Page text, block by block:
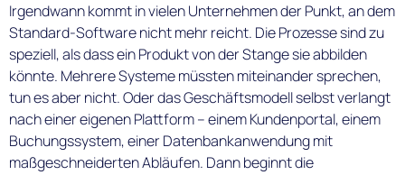
Irgendwann kommt in vielen Unternehmen der Punkt, an dem
Standard-Software nicht mehr reicht. Die Prozesse sind zu
speziell, als dass ein Produkt von der Stange sie abbilden
könnte. Mehrere Systeme müssten miteinander sprechen,
tun es aber nicht. Oder das Geschäftsmodell selbst verlangt
nach einer eigenen Plattform – einem Kundenportal, einem
Buchungssystem, einer Datenbankanwendung mit
maßgeschneiderten Abläufen. Dann beginnt die